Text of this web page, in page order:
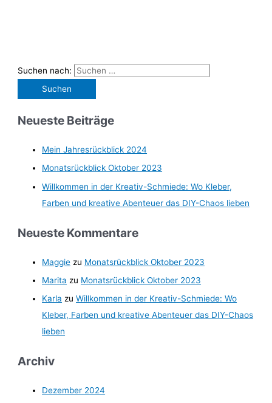
Suchen nach:
Neueste Beiträge
Mein Jahresrückblick 2024
Monatsrückblick Oktober 2023
Willkommen in der Kreativ-Schmiede: Wo Kleber,
Farben und kreative Abenteuer das DIY-Chaos lieben
Neueste Kommentare
Maggie zu Monatsrückblick Oktober 2023
Marita zu Monatsrückblick Oktober 2023
Karla zuWillkommen in der Kreativ-Schmiede: Wo
Kleber, Farben und kreative Abenteuer das DIY-Chaos
lieben
Archiv
Dezember 2024